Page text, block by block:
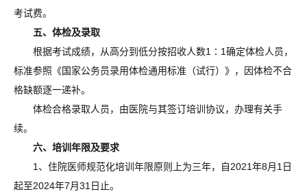
考试费。
五、体检及录取
根据考试成绩，从高分到低分按招收人数1∶1确定体检人员，
标准参照《国家公务员录用体检通用标准（试行）》，因体检不合
格缺额逐一递补。
体检合格录取人员，由医院与其签订培训协议，办理有关手
续。
六、培训年限及要求
1、住院医师规范化培训年限原则上为三年，自2021年8月1日
起至2024年7月31日止。